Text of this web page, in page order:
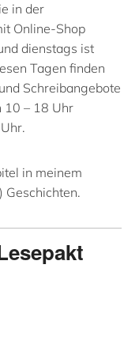
in der
Online-Shop
dienstags ist
Tagen finden
Schreibangebote
10 – 18 Uhr
in meinem
Geschichten.